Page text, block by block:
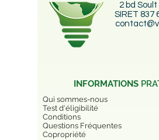
2 bd
SIRET 837
INFORMATIONS
Qui sommes-nous
Test d'éligibilité
Conditions
Questions Fréquentes
Copropriété